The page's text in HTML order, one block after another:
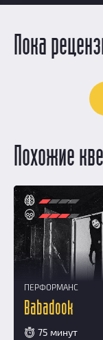
Пока
Похожие
ПЕРФОРМАНС
Babadook
75 минут